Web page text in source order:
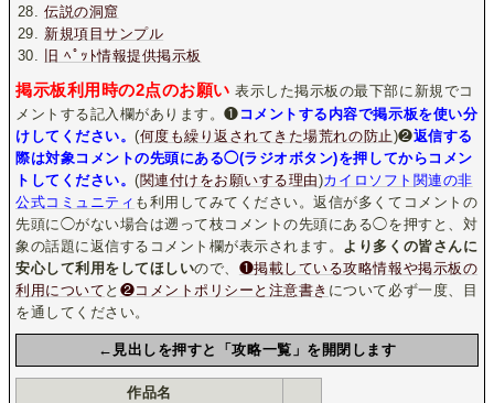
伝説の洞窟
新規項目サンプル
旧 ﾍﾟｯﾄ情報提供掲示板
掲示板利用時の2点のお願い 表示した掲示板の最下部に新規でコ
メントする記入欄があります。❶ コメントする内容で掲示板を使い分
けしてください。(何度も繰り返されてきた場荒れの防止)❷返信する
際は対象コメントの先頭にある◯(ラジオボタン)を押してからコメン
トしてください。(関連付けをお願いする理由)カイロソフト関連の非
公式コミュニティ も利用してみてください。返信が多くてコメントの
先頭に◯がない場合は遡って枝コメントの先頭にある◯を押すと、対
象の話題に返信するコメント欄が表示されます。
より多くの皆さんに
安心して利用をしてほしいので、 ❶掲載している攻略情報や掲示板の
利用について と ❷コメントポリシーと注意書き について必ず一度、目
を通してください。
←見出しを押すと「攻略一覧」を開閉します
作品名